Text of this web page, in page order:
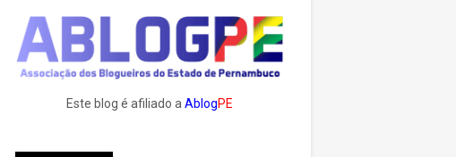
Este blog é afiliado a AblogPE